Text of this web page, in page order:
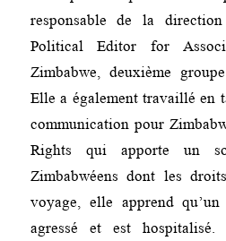
responsable de la
Political Editor for
Zimbabwe, deuxième
Elle a également travaillé en
communication pour
Rights qui apporte un
Zimbabwéens dont les
voyage, elle apprend
agressé et est hospitalisé.